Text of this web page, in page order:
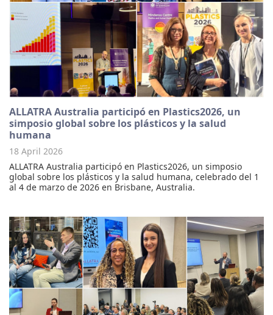
ALLATRA Australia participó en Plastics2026, un
simposio global sobre los plásticos y la salud
humana
18 April 2026
ALLATRA Australia participó en Plastics2026, un simposio
global sobre los plásticos y la salud humana, celebrado del 1
al 4 de marzo de 2026 en Brisbane, Australia.